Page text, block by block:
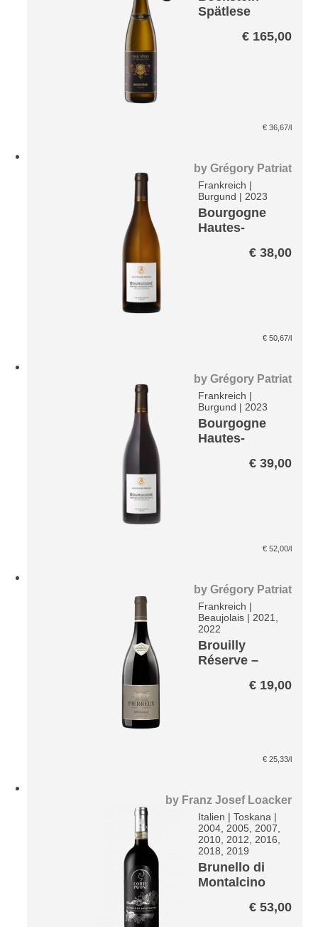
Spätlese
€ 165,00
€ 36,67/l
byGrégory Patriat
Frankreich |
Burgund | 2023
Bourgogne
Hautes-
Nuits Blanc*
€ 38,00
€ 50,67/l
byGrégory Patriat
Frankreich |
Burgund | 2023
Bourgogne
Hautes-
Nuits Rouge*
€ 39,00
€ 52,00/l
byGrégory Patriat
Frankreich |
Beaujolais | 2021,
2022
Brouilly
Réserve –
Pierreux€ 19,00
€ 25,33/l
by Franz Josef Loacker
Italien |Toskana |
2004, 2005, 2007,
2010, 2012, 2016,
2018, 2019
Brunello di
Montalcino
€ 53,00